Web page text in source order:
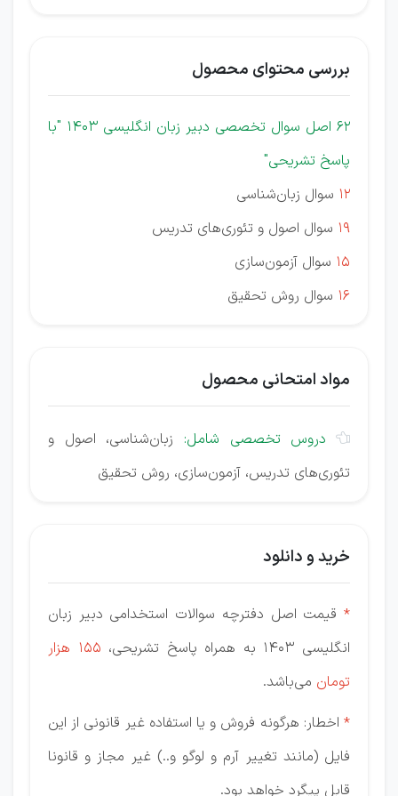
بررسی محتوای محصول
62 اصل سوال تخصصی دبیر زبان انگلیسی 1403
"با
پاسخ تشریحی"
12 سوال زبان‌شناسی
19 سوال اصول و تئوری‌های تدریس
15 سوال آزمون‌سازی
16 سوال روش تحقیق
مواد امتحانی محصول
 دروس تخصصی شامل: زبان‌شناسی، اصول و
تئوری‌های تدریس، آزمون‌سازی، روش تحقیق
خرید و دانلود
* قیمت اصل دفترچه سوالات استخدامی دبیر زبان
انگلیسی 1403 به همراه پاسخ تشریحی،
155 هزار
تومان می‌باشد.
* اخطار: هرگونه فروش و یا استفاده غیر قانونی از این
فایل (مانند تغییر آرم و لوگو و..) غیر مجاز و قانونا
قابل پیگرد خواهد بود.